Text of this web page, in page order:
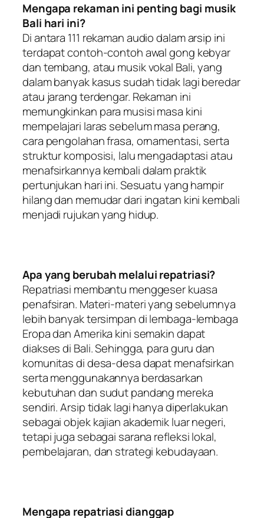
Mengapa rekaman ini penting bagi musik
Bali hari ini?
Di antara 111 rekaman audio dalam arsip ini
terdapat contoh-contoh awal gong kebyar
dan tembang, atau musik vokal Bali, yang
dalam banyak kasus sudah tidak lagi beredar
atau jarang terdengar. Rekaman ini
memungkinkan para musisi masa kini
mempelajari laras sebelum masa perang,
cara pengolahan frasa, ornamentasi, serta
struktur komposisi, lalu mengadaptasi atau
menafsirkannya kembali dalam praktik
pertunjukan hari ini. Sesuatu yang hampir
hilang dan memudar dari ingatan kini kembali
menjadi rujukan yang hidup.
Apa yang berubah melalui repatriasi?
Repatriasi membantu menggeser kuasa
penafsiran. Materi-materi yang sebelumnya
lebih banyak tersimpan di lembaga-lembaga
Eropa dan Amerika kini semakin dapat
diakses di Bali. Sehingga, para guru dan
komunitas di desa-desa dapat menafsirkan
serta menggunakannya berdasarkan
kebutuhan dan sudut pandang mereka
sendiri. Arsip tidak lagi hanya diperlakukan
sebagai objek kajian akademik luar negeri,
tetapi juga sebagai sarana refleksi lokal,
pembelajaran, dan strategi kebudayaan.
Mengapa repatriasi dianggap